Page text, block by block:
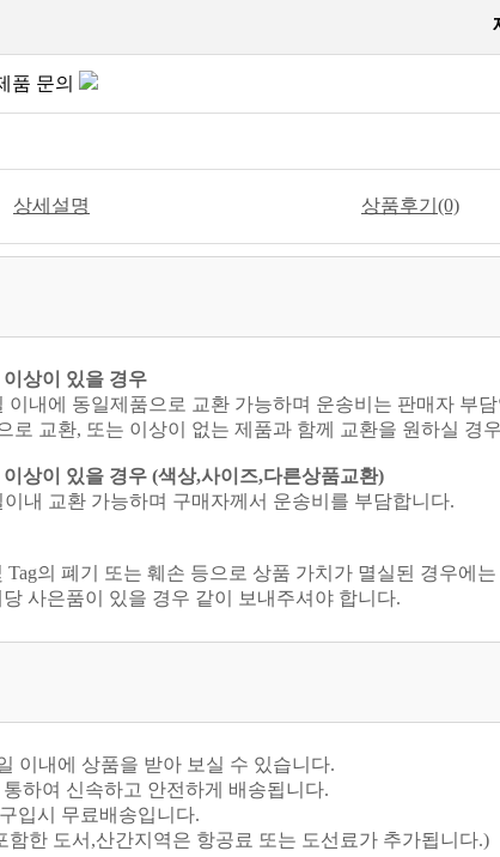
품 문의
상세설명 상품후기(0)
상이 있을 경우
이내에 동일제품으로 교환 가능하며 운송비는 판매자 부
로 교환, 또는 이상이 없는 제품과 함께 교환을 원하실 경
상이 있을 경우 (색상,사이즈,다른상품교환)
이내 교환 가능하며 구매자께서 운송비를 부담합니다.
Tag의 폐기 또는 훼손 등으로 상품 가치가 멸실된 경우에는
사은품이 있을 경우 같이 보내주셔야 합니다.
이내에 상품을 받아 보실 수 있습니다.
통하여 신속하고 안전하게 배송됩니다.
입시 무료배송입니다.
함한 도서,산간지역은 항공료 또는 도선료가 추가됩니다.)